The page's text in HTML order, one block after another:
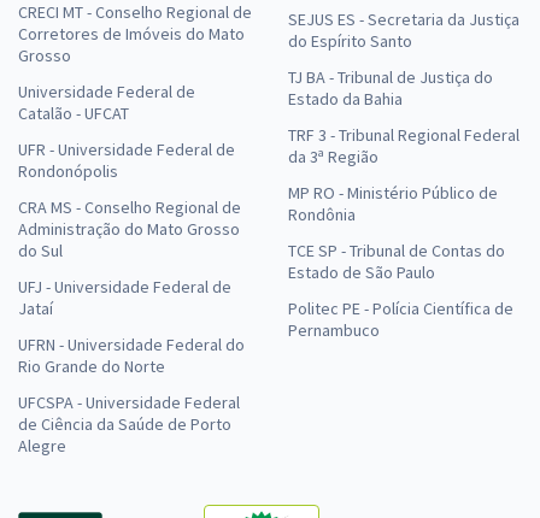
CRECI MT - Conselho Regional de
Corretores de Imóveis do Mato
Grosso
Universidade Federal de
Catalão - UFCAT
UFR - Universidade Federal de
Rondonópolis
CRA MS - Conselho Regional de
Administração do Mato Grosso
do Sul
UFJ - Universidade Federal de
Jataí
UFRN - Universidade Federal do
Rio Grande do Norte
UFCSPA - Universidade Federal
de Ciência da Saúde de Porto
Alegre
SEJUS ES - Secretaria da Justiça
do Espírito Santo
TJ BA - Tribunal de Justiça do
Estado da Bahia
TRF 3 - Tribunal Regional Federal
da 3ª Região
MP RO - Ministério Público de
Rondônia
TCE SP - Tribunal de Contas do
Estado de São Paulo
Politec PE - Polícia Científica de
Pernambuco